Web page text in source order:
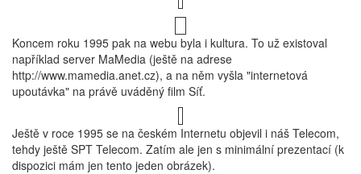
Koncem roku 1995 pak na webu byla i kultura. To už existoval
například server MaMedia (ještě na adrese
http://www.mamedia.anet.cz), a na něm vyšla "internetová
upoutávka" na právě uváděný film Síť.
Ještě v roce 1995 se na českém Internetu objevil i náš Telecom,
tehdy ještě SPT Telecom. Zatím ale jen s minimální prezentací (k
dispozici mám jen tento jeden obrázek).